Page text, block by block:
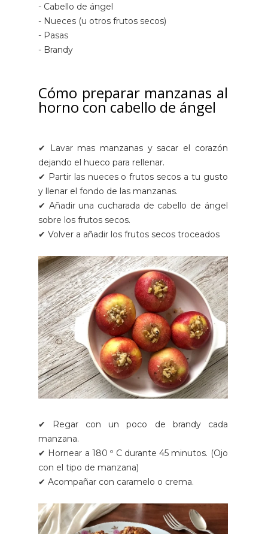
- Cabello de ángel
- Nueces (u otros frutos secos)
- Pasas
- Brandy
Cómo preparar manzanas al
horno con cabello de ángel
✔ Lavar mas manzanas y sacar el corazón
dejando el hueco para rellenar.
✔ Partir las nueces o frutos secos a tu gusto
y llenar el fondo de las manzanas.
✔ Añadir una cucharada de cabello de ángel
sobre los frutos secos.
✔ Volver a añadir los frutos secos troceados
✔ Regar con un poco de brandy cada
manzana.
✔ Hornear a 180 º C durante 45 minutos. (Ojo
con el tipo de manzana)
✔ Acompañar con caramelo o crema.